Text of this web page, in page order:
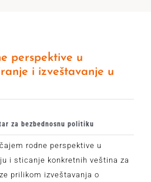
perspektive u
i izveštavanje u
za bezbednosnu politiku
rodne perspektive u
i sticanje konkretnih veština za
prilikom izveštavanja o